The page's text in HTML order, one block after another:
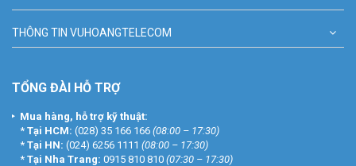
THÔNG TIN VUHOANGTELECOM
TỔNG ĐÀI HỖ TRỢ
Mua hàng, hỗ trợ kỹ thuật:
* Tại HCM: (028) 35 166 166 (08:00 – 17:30)
* Tại HN: (024) 6256 1111 (08:00 – 17:30)
* Tại Nha Trang: 0915 810 810 (07:30 – 17:30)